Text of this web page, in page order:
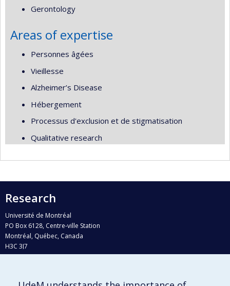
Gerontology
Areas of expertise
Personnes âgées
Vieillesse
Alzheimer’s Disease
Hébergement
Processus d'exclusion et de stigmatisation
Qualitative research
Research
Université de Montréal
PO Box 6128, Centre-ville Station
Montréal, Québec, Canada
H3C 3J7